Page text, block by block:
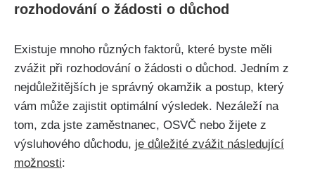
rozhodování o žádosti o důchod
Existuje mnoho různých faktorů, které byste měli
zvážit při rozhodování o žádosti o důchod. Jedním z
nejdůležitějších je správný okamžik a postup, který
vám může zajistit optimální výsledek. Nezáleží na
tom, zda jste zaměstnanec, OSVČ nebo žijete z
výsluhového důchodu, je důležité zvážit následující
možnosti: